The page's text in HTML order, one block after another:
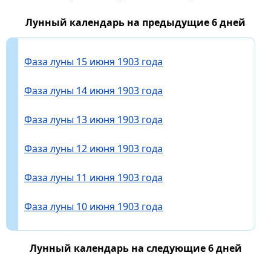
Лунный календарь на предыдущие 6 дней
Фаза луны 15 июня 1903 года
Фаза луны 14 июня 1903 года
Фаза луны 13 июня 1903 года
Фаза луны 12 июня 1903 года
Фаза луны 11 июня 1903 года
Фаза луны 10 июня 1903 года
Лунный календарь на следующие 6 дней